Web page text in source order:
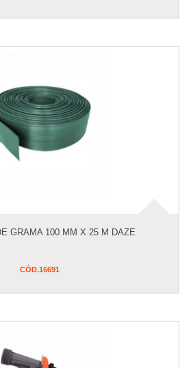
GRAMA 100 MM X 25 M DAZE
CÓD.16691